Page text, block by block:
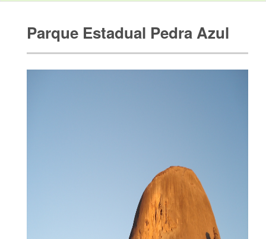
Parque Estadual Pedra Azul